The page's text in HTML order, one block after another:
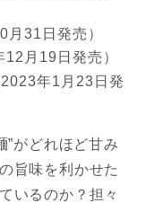
月31日発売）
12月19日発売）
2023年1月23日発
”がどれほど甘み
旨味を利かせた
いるのか？担々